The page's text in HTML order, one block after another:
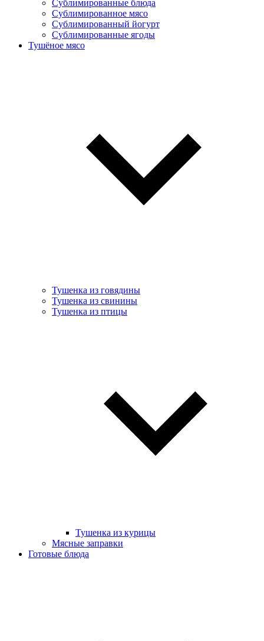
Сублимированные блюда
Cублимированное мясо
Сублимированный йогурт
Сублимированные ягоды
Тушёное мясо
Тушенка из говядины
Тушенка из свинины
Тушенка из птицы
Тушенка из курицы
Мясные заправки
Готовые блюда